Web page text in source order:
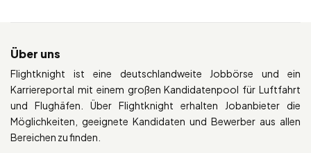
Über uns
Flightknight ist eine deutschlandweite Jobbörse und ein
Karriereportal mit einem großen Kandidatenpool für Luftfahrt
und Flughäfen. Über Flightknight erhalten Jobanbieter die
Möglichkeiten, geeignete Kandidaten und Bewerber aus allen
Bereichen zu finden.